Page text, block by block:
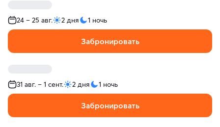
24 – 25 авг. 2 дня 1 ночь
Забронировать
31 авг. – 1 сент. 2 дня 1 ночь
Забронировать